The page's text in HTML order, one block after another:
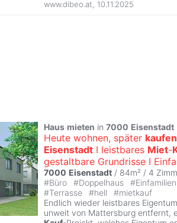
www.dibeo.at, 10.11.2025
Haus mieten in 7000 Eisenstadt
Heute wohnen, später kaufen
Eisenstadt I leistbares Miet-
gestaltbare Grundrisse I
7000 Eisenstadt / 84m² / 4
#Büro #Doppelhaus #
#Terrasse #hell #mietkauf
Endlich wieder leistbares
unweit von Mattersburg entfernt,